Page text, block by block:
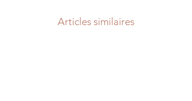
Articles similaires